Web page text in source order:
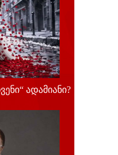
ადამიანი?